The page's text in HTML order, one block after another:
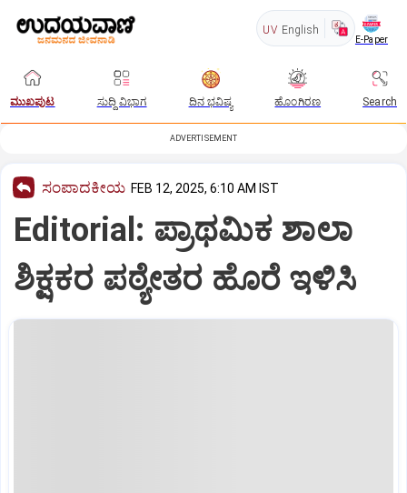
UV English
E-Paper
ಮುಖಪುಟ ಸುದ್ದಿ ವಿಭಾಗ ದಿನ ಭವಿಷ್ಯ ಹೊಂಗಿರಣ Search
ADVERTISEMENT
ಸಂಪಾದಕೀಯ FEB 12, 2025, 6:10 AM IST
Editorial: ಪ್ರಾಥಮಿಕ ಶಾಲಾ
ಶಿಕ್ಷಕರ ಪಠ್ಯೇತರ ಹೊರೆ ಇಳಿಸಿ